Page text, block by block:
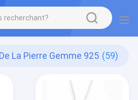
La Pierre Gemme 925 (59)